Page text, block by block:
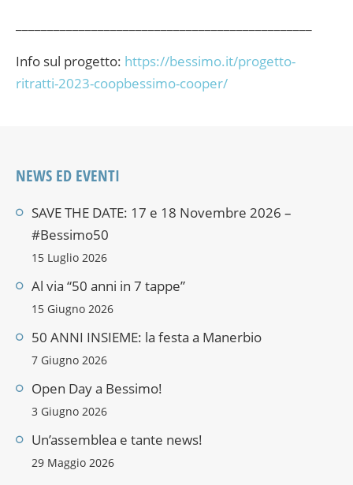
Info sul progetto: https://bessimo.it/progetto-
ritratti-2023-coopbessimo-cooper/
NEWS ED EVENTI
SAVE THE DATE: 17 e 18 Novembre 2026 –
#Bessimo50
15 Luglio 2026
Al via “50 anni in 7 tappe”
15 Giugno 2026
50 ANNI INSIEME: la festa a Manerbio
7 Giugno 2026
Open Day a Bessimo!
3 Giugno 2026
Un’assemblea e tante news!
29 Maggio 2026